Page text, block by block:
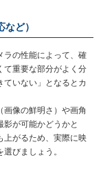
ど）
ラの性能によって、確
て重要な部分がよく分
いない」となるとカ
像の鮮明さ）や画角
影が可能かどうかと
上がるため、実際に映
びましょう。